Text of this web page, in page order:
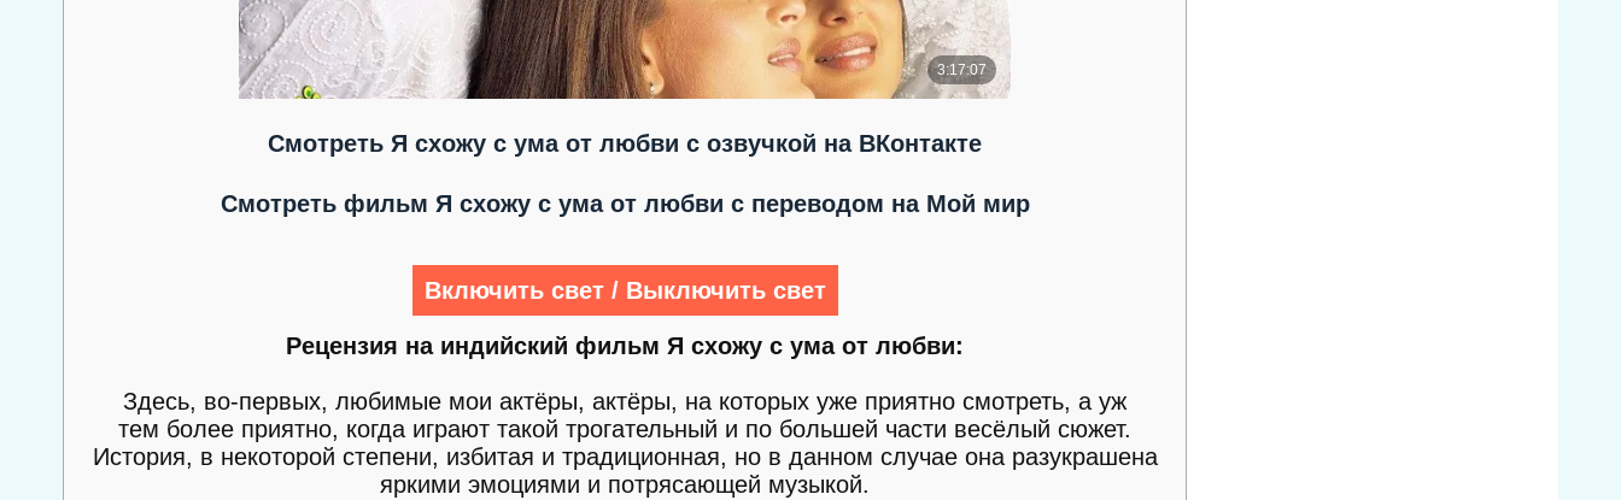
Смотреть Я схожу с ума от любви с озвучкой на ВКонтакте
Смотреть фильм Я схожу с ума от любви с переводом на Мой мир
Включить свет / Выключить свет
Рецензия на индийский фильм Я схожу с ума от любви:
Здесь, во-первых, любимые мои актёры, актёры, на которых уже приятно смотреть, а уж
тем более приятно, когда играют такой трогательный и по большей части весёлый сюжет.
История, в некоторой степени, избитая и традиционная, но в данном случае она разукрашена
яркими эмоциями и потрясающей музыкой.